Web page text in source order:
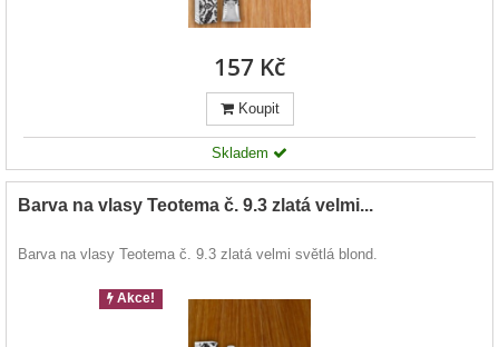
157 Kč
Koupit
Skladem
Barva na vlasy Teotema č. 9.3 zlatá velmi...
Barva na vlasy Teotema č. 9.3 zlatá velmi světlá blond.
Akce!